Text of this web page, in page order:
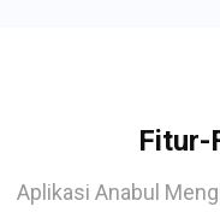
Fitur-
Aplikasi Anabul